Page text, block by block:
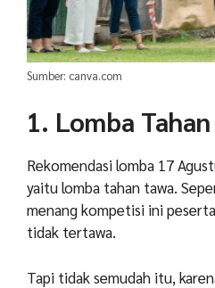
Sumber: canva.com
1. Lomba
Rekomendasi lomba 17
yaitu lomba tahan tawa.
menang kompetisi ini
tidak tertawa.
Tapi tidak semudah itu,